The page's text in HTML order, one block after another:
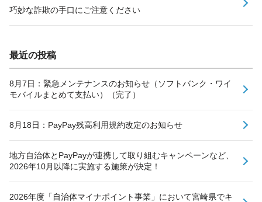
巧妙な詐欺の手口にご注意ください
最近の投稿
8月7日：緊急メンテナンスのお知らせ（ソフトバンク・ワイ
モバイルまとめて支払い）（完了）
8月18日：PayPay残高利用規約改定のお知らせ
地方自治体とPayPayが連携して取り組むキャンペーンなど、
2026年10月以降に実施する施策が決定！
2026年度「自治体マイナポイント事業」において宮崎県でキ